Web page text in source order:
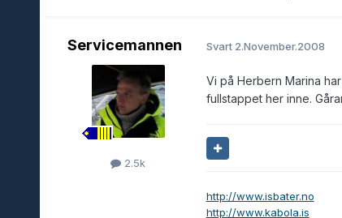
Servicemannen
2.5k
Svart 2.November.2008
Vi på Herbern Marina
fullstappet her inne.
http://www.isbater.no
http://www.kabola.is